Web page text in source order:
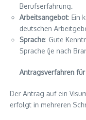
Berufserfahrung.
Arbeitsangebot: Ein
deutschen
Sprache: Gute
Sprache (je nach
Antragsverfahren für
Der Antrag auf ein
erfolgt in mehreren